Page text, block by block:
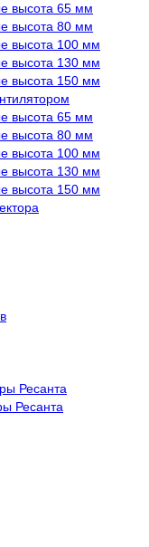
высота 65 мм
высота 80 мм
высота 100 мм
высота 130 мм
высота 150 мм
высота 65 мм
высота 80 мм
высота 100 мм
высота 130 мм
высота 150 мм
Ресанта
Ресанта